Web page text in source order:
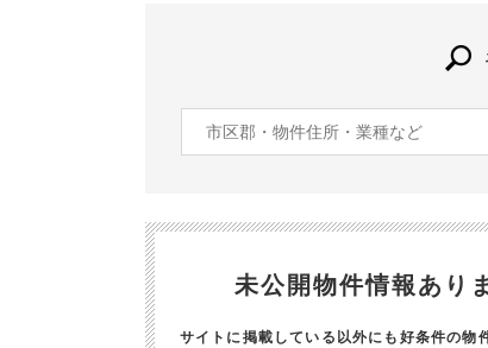
未公開物件情報あり
サイトに掲載している以外にも好条件の物